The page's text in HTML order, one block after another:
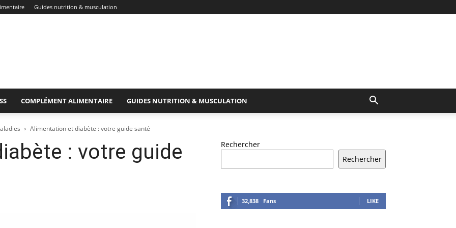
Guides nutrition & musculation
COMPLÉMENT ALIMENTAIRE GUIDES NUTRITION & MUSCULATION
Alimentation et diabète : votre guide santé
: votre guide
Rechercher
Rechercher
32,838 Fans LIKE